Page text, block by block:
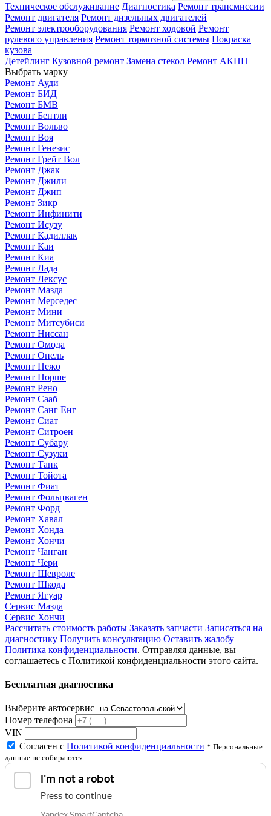
Техническое обслуживание Диагностика Ремонт трансмиссии
Ремонт двигателя Ремонт дизельных двигателей
Ремонт электрооборудования Ремонт ходовой Ремонт
рулевого управления Ремонт тормозной системы Покраска
кузова
Детейлинг Кузовной ремонт Замена стекол Ремонт АКПП
Выбрать марку
Ремонт Ауди
Ремонт БИД
Ремонт БМВ
Ремонт Бентли
Ремонт Вольво
Ремонт Воя
Ремонт Генезис
Ремонт Грейт Вол
Ремонт Джак
Ремонт Джили
Ремонт Джип
Ремонт Зикр
Ремонт Инфинити
Ремонт Исузу
Ремонт Кадиллак
Ремонт Каи
Ремонт Киа
Ремонт Лада
Ремонт Лексус
Ремонт Мазда
Ремонт Мерседес
Ремонт Мини
Ремонт Митсубиси
Ремонт Ниссан
Ремонт Омода
Ремонт Опель
Ремонт Пежо
Ремонт Порше
Ремонт Рено
Ремонт Сааб
Ремонт Санг Енг
Ремонт Сиат
Ремонт Ситроен
Ремонт Субару
Ремонт Сузуки
Ремонт Танк
Ремонт Тойота
Ремонт Фиат
Ремонт Фольцваген
Ремонт Форд
Ремонт Хавал
Ремонт Хонда
Ремонт Хончи
Ремонт Чанган
Ремонт Чери
Ремонт Шевроле
Ремонт Шкода
Ремонт Ягуар
Сервис Мазда
Сервис Хончи
Рассчитать стоимость работы Заказать запчасти Записаться на
диагностику Получить консультацию Оставить жалобу
Политика конфиденциальности. Отправляя данные, вы
соглашаетесь с Политикой конфиденциальности этого сайта.
Бесплатная диагностика
Выберите автосервис
Номер телефона
VIN
Согласен с Политикой конфиденциальности * Персональные
данные не собираются